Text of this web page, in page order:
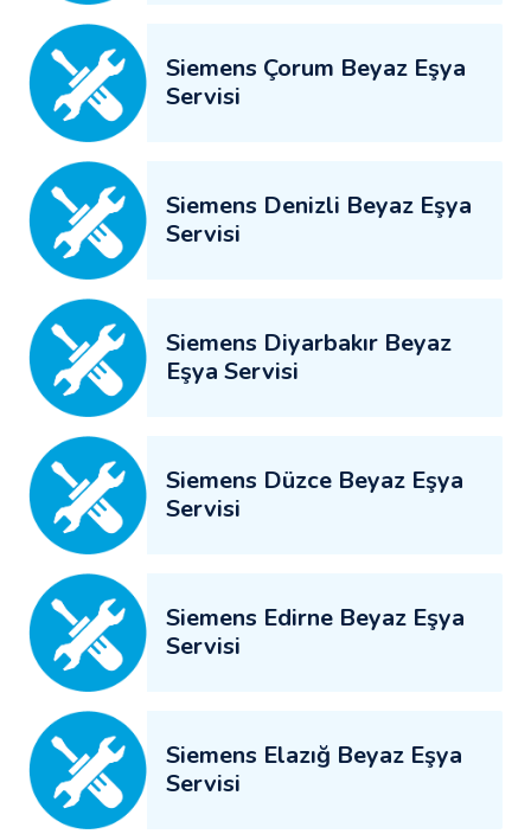
Siemens Çorum Beyaz Eşya
Servisi
Siemens Denizli Beyaz Eşya
Servisi
Siemens Diyarbakır Beyaz
Eşya Servisi
Siemens Düzce Beyaz Eşya
Servisi
Siemens Edirne Beyaz Eşya
Servisi
Siemens Elazığ Beyaz Eşya
Servisi